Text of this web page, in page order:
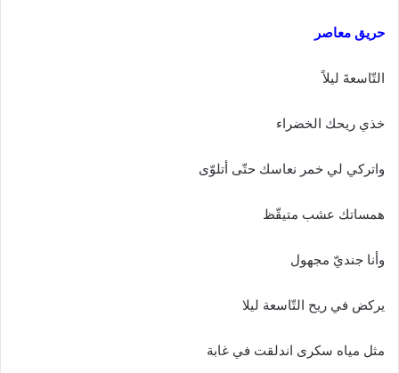
حريق معاصر
التّاسعةَ ليلاً
خذي ريحك الخضراء
واتركي لي خمر نعاسك حتّى أتلوّى
همساتك عشب متيقّظ
وأنا جنديّ مجهول
يركض في ريح التّاسعة ليلا
مثل مياه سكرى اندلقت في غابة